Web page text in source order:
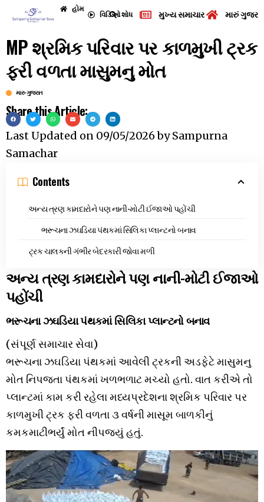
હોમ
વિડિઓશોધ મુખ્ય સમાચાર મારું
MP શ્રમિક પરિવાર પર કાળમુખી ટ્રક
ફરી વળતા માસુમનુ મોત
મારુ ગુજરાત
Share this Article:
Last Updated on 09/05/2026bySampurna
Samachar
Contents
અન્ય ત્રણ કામદારોને પણ નાની-મોટી ઈજાઓ પહોંચી
ભરૂચના ઝઘડિયા પંથકમાં સિલિકા પ્લાન્ટનો બનાવ
ટ્રક ચાલકની ગંભીર બેદરકારી જોવા મળી
અન્ય ત્રણ કામદારોને પણ નાની-મોટી ઈજાઓ
પહોંચી
ભરૂચના ઝઘડિયા પંથકમાં સિલિકા પ્લાન્ટનો બનાવ
(સંપૂર્ણ સમાચાર સેવા)
ભરૂચના ઝઘડિયા પંથકમાં આવેલી ટ્રકની અડફેટે માસુમનુ
મોત નિપજતા પંથકમાં ખળભળાટ મચ્યો હતો. વાત કરીએ તો
પ્લાન્ટમાં કામ કરી રહેલા મધ્યપ્રદેશના શ્રમિક પરિવાર પર
કાળમુખી ટ્રક ફરી વળતા ૩ વર્ષની માસૂમ બાળકીનું
કમકમાટીભર્યું મોત નીપજ્યું હતું.